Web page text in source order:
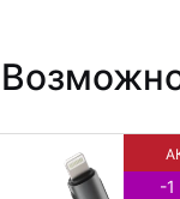
-